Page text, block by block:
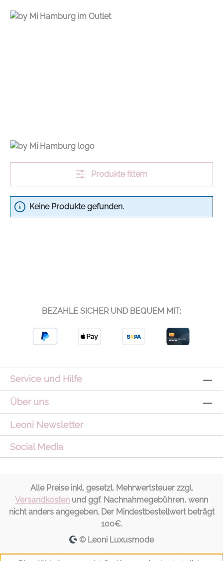
Produkte filtern
Keine Produkte gefunden.
BEZAHLE SICHER UND BEQUEM MIT:
Service und Hilfe
Über uns
Leoni Newsletter
Social Media
Alle Preise inkl. gesetzl. Mehrwertsteuer zzgl.
Versandkosten und ggf. Nachnahmegebühren, wenn
nicht anders angegeben. Der Mindestbestellwert beträgt
100€.
© Leoni Luxusmode